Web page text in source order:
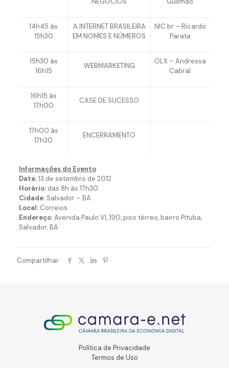
14h45 às
15h30
A INTERNET BRASILEIRA
EM NOMES E NÚMEROS
NIC.br – Ricardo
Parata
15h30 às
16h15
WEBMARKETING
OLX – Andressa
Cabral
16h15 às
17h00
CASE DE SUCESSO
17h00 às
17h30
ENCERRAMENTO
Informações do Evento
Data:13 de setembro de 2012
Horário:das 8h às 17h30
Cidade:Salvador – BA
Local: Correios
Endereço:Avenida Paulo VI, 190, piso térreo, bairro Pituba,
Salvador, BA.
Compartilhar
Política de Privacidade
Termos de Uso